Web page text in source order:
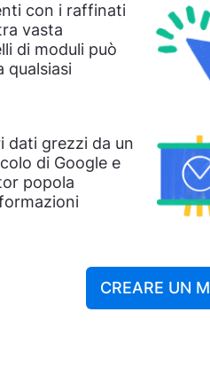
con i raffinati
vasta
di moduli può
qualsiasi
dati grezzi da un
di Google e
popola
CREARE UN